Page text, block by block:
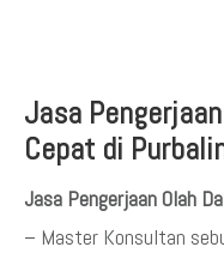
Jasa
Cepat di
Jasa Pengerjaan Olah
– Master Konsultan